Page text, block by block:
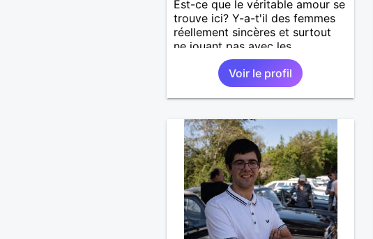
Est-ce que le véritable amour se
trouve ici? Y-a-t'il des femmes
réellement sincères et surtout
ne jouant pas avec les
sentiments des hommes? Etant
un homme protecteur et
bienveillant, je veux continuer
d'y croire et pouvoir enfin
désir temps. Faux profil,
profiteuse et autres joyeuseté
passer votre chemin, vous ne
m'intéressez pas du tout!
Voir le profil